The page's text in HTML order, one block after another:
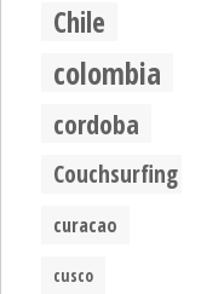
Chile
colombia
cordoba
Couchsurfing
curacao
cusco